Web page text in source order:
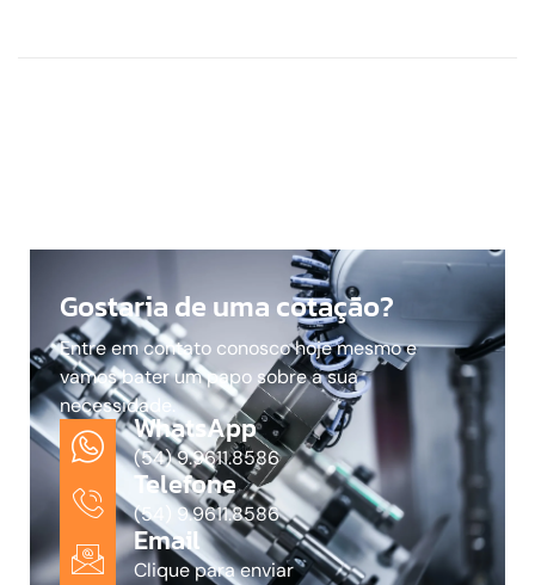
Gostaria de uma cotação?
Entre em contato conosco hoje mesmo e
vamos bater um papo sobre a sua
necessidade.
WhatsApp
(54) 9.9611.8586
Telefone
(54) 9.9611.8586
Email
Clique para enviar